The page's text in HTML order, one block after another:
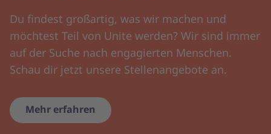
Du findest großartig, was wir machen und
möchtest Teil von Unite werden? Wir sind immer
auf der Suche nach engagierten Menschen.
Schau dir jetzt unsere Stellenangebote an.
Mehr erfahren